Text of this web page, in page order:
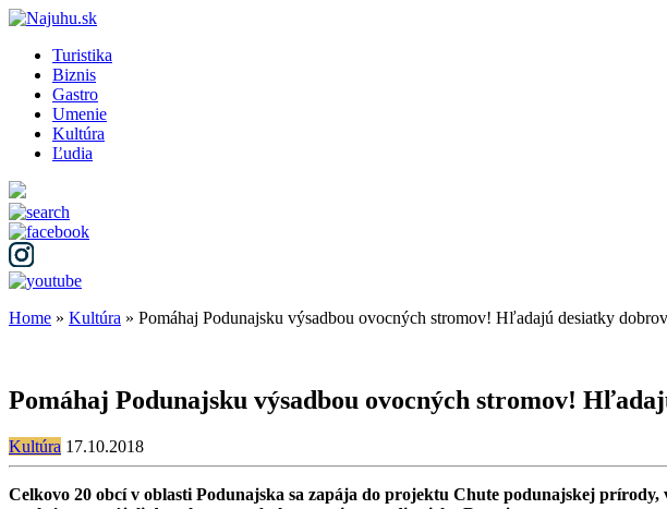
Turistika
Biznis
Gastro
Umenie
Kultúra
Ľudia
Home » Kultúra » Pomáhaj Podunajsku výsadbou ovocných stromov! Hľadajú desiatky
Pomáhaj Podunajsku výsadbou ovocných stromov!
Kultúra 17.10.2018
Celkovo 20 obcí v oblasti Podunajska sa zapája do projektu Chute podunajskej